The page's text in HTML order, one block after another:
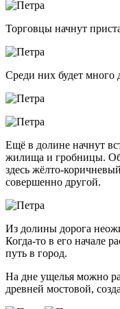
Торговцы начнут
Среди них будет много
Ещё в долине начнут
жилища и гробницы.
здесь жёлто-
совершенно другой.
Из долины дорога
Когда-то в его начале
путь в город.
На дне ущелья можно
древней мостовой,